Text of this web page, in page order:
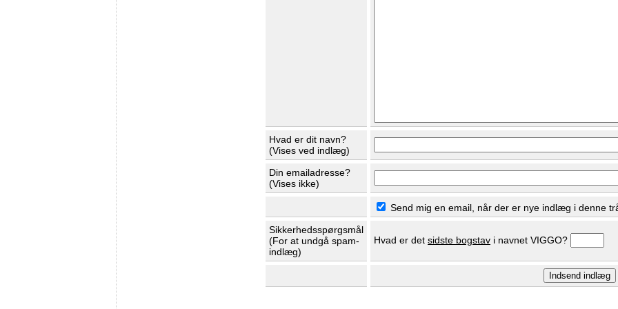
Hvad er dit navn?
(Vises ved indlæg)
Din emailadresse?
(Vises ikke)
Send mig en email, når der er nye indlæg i denne
Sikkerhedsspørgsmål
(For at undgå spam-
indlæg)
Hvad er det sidste bogstav i navnet VIGGO?